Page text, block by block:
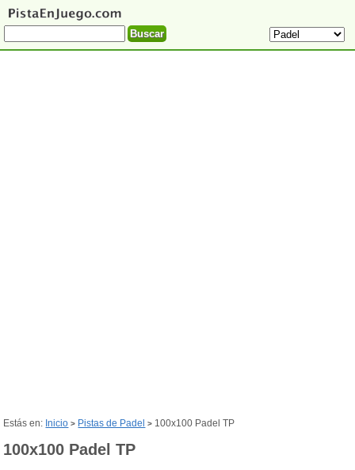
Estás en: Inicio > Pistas de Padel > 100x100 Padel TP
100x100 Padel TP